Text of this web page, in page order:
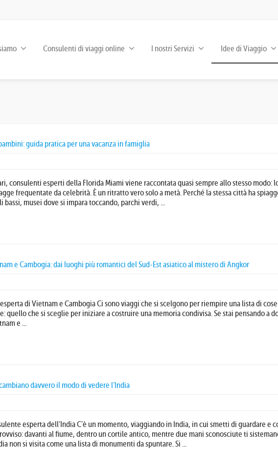
Consulenti di viaggi online I nostri Servizi Idee di Viaggio
guida pratica per una vacanza in famiglia
consulenti esperti della Florida Miami viene raccontata quasi sempre allo stesso modo:
frequentate da celebrità. È un ritratto vero solo a metà. Perché la stessa città ha
bassi, musei dove si impara toccando, parchi verdi, ...
e Cambogia: dai luoghi più romantici del Sud-Est asiatico al mistero di Angkor
di Vietnam e Cambogia Ci sono viaggi che si scelgono per riempire una lista di cose
quello che si sceglie per iniziare a costruire una memoria condivisa. Se stai pensando a
e ...
davvero il modo di vedere l’India
esperta dell'India C'è un momento, viaggiando in India, in cui smetti di guardare e
davanti al fiume, dentro un cortile antico, mentre due mani sconosciute ti
non si visita come una lista di monumenti da spuntare. Si ...